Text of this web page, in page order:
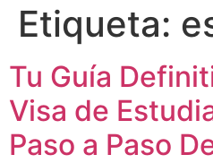
Etiqueta:
Tu Guía
Visa de
Paso a Paso